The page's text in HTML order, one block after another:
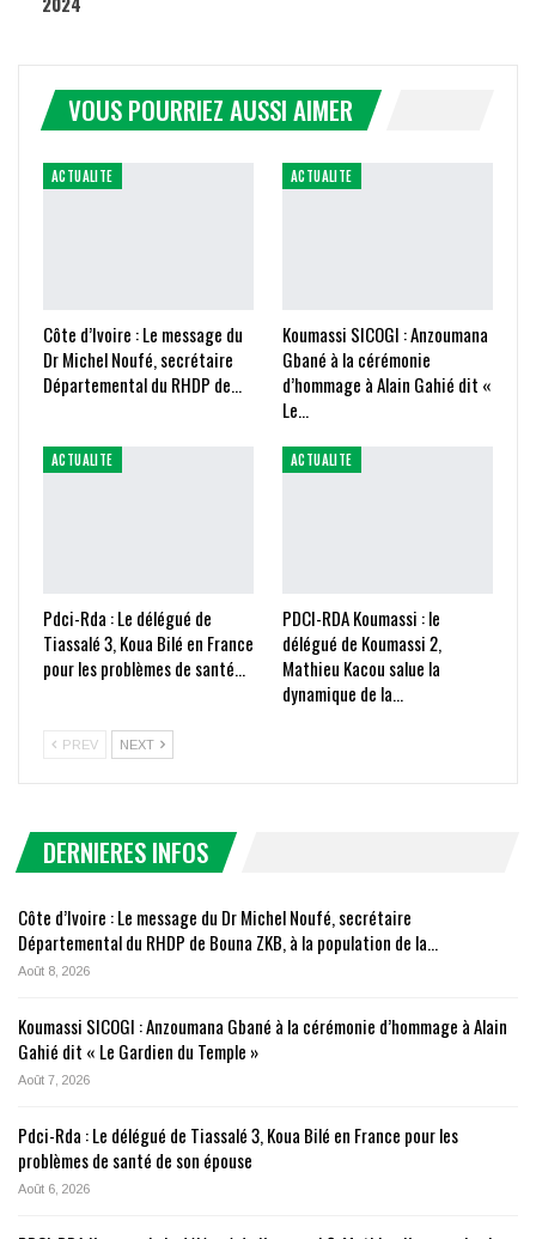
VOUS POURRIEZ AUSSI AIMER
ACTUALITE
Côte d’Ivoire : Le message du
Dr Michel Noufé, secrétaire
Départemental du RHDP de…
ACTUALITE
Koumassi SICOGI : Anzoumana
Gbané à la cérémonie
d’hommage à Alain Gahié dit «
Le…
ACTUALITE
Pdci-Rda : Le délégué de
Tiassalé 3, Koua Bilé en France
pour les problèmes de santé…
ACTUALITE
PDCI-RDA Koumassi : le
délégué de Koumassi 2,
Mathieu Kacou salue la
dynamique de la…
PREV NEXT
DERNIERES INFOS
Côte d’Ivoire : Le message du Dr Michel Noufé, secrétaire
Départemental du RHDP de Bouna ZKB, à la population de la…
Août 8, 2026
Koumassi SICOGI : Anzoumana Gbané à la cérémonie d’hommage à Alain
Gahié dit « Le Gardien du Temple »
Août 7, 2026
Pdci-Rda : Le délégué de Tiassalé 3, Koua Bilé en France pour les
problèmes de santé de son épouse
Août 6, 2026